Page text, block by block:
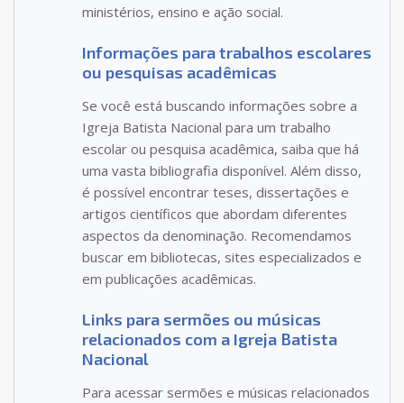
ministérios, ensino e ação social.
Informações para trabalhos escolares
ou pesquisas acadêmicas
Se você está buscando informações sobre a
Igreja Batista Nacional para um trabalho
escolar ou pesquisa acadêmica, saiba que há
uma vasta bibliografia disponível. Além disso,
é possível encontrar teses, dissertações e
artigos científicos que abordam diferentes
aspectos da denominação. Recomendamos
buscar em bibliotecas, sites especializados e
em publicações acadêmicas.
Links para sermões ou músicas
relacionados com a Igreja Batista
Nacional
Para acessar sermões e músicas relacionados